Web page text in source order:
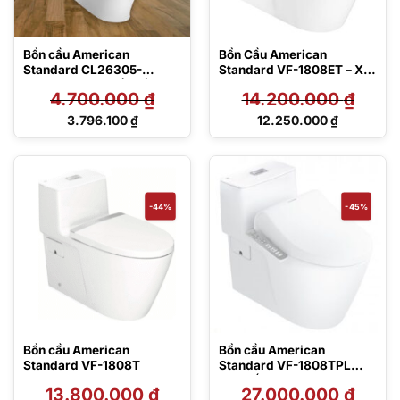
Bồn cầu American
Standard CL26305-
4.700.000₫
Giá
3.796.100₫
Giá
là:
3.796.100 ₫.
Bồn Cầu American
Standard VF-1808ET – Xả
14.200.000₫
Giá
12.250.000₫
Giá
12.250.000 ₫.
-44%
Bồn cầu American
Standard VF-1808T
13.800.000₫
-45%
Bồn cầu American
Standard VF-1808TPL
7SL127.000.000₫